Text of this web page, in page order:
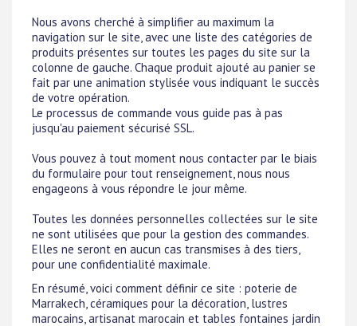
Nous avons cherché à simplifier au maximum la
navigation sur le site, avec une liste des catégories de
produits présentes sur toutes les pages du site sur la
colonne de gauche. Chaque produit ajouté au panier se
fait par une animation stylisée vous indiquant le succès
de votre opération.
Le processus de commande vous guide pas à pas
jusqu'au paiement sécurisé SSL.
Vous pouvez à tout moment nous contacter par le biais
du formulaire pour tout renseignement, nous nous
engageons à vous répondre le jour même.
Toutes les données personnelles collectées sur le site
ne sont utilisées que pour la gestion des commandes.
Elles ne seront en aucun cas transmises à des tiers,
pour une confidentialité maximale.
En résumé, voici comment définir ce site : poterie de
Marrakech, céramiques pour la décoration, lustres
marocains, artisanat marocain et tables fontaines jardin